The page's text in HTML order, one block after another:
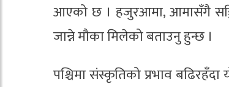
आएको छ । हजुरआमा, आमासँगै
जान्ने मौका मिलेको बताउनु हुन्छ ।
पश्चिमा संस्कृतिको प्रभाव